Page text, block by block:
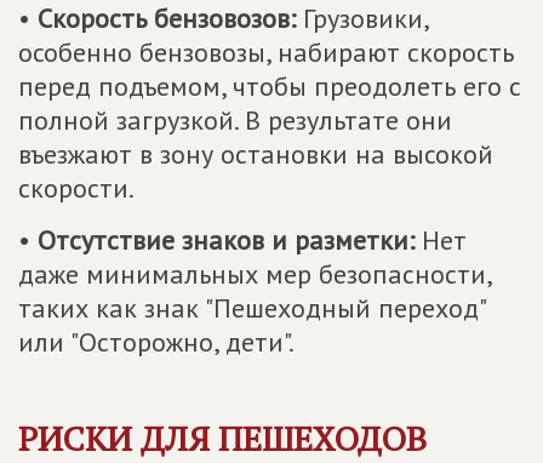
• Скорость бензовозов:Грузовики,
особенно бензовозы, набирают скорость
перед подъемом, чтобы преодолеть его с
полной загрузкой. В результате они
въезжают в зону остановки на высокой
скорости.
• Отсутствие знаков и разметки:Нет
даже минимальных мер безопасности,
таких как знак "Пешеходный переход"
или "Осторожно, дети".
РИСКИ ДЛЯ ПЕШЕХОДОВ